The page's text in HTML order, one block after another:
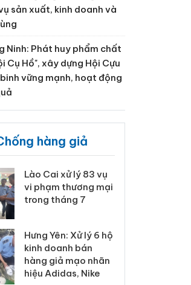
sản xuất, kinh doanh và
Ninh: Phát huy phẩm chất
Cụ Hồ", xây dựng Hội Cựu
vững mạnh, hoạt động
hàng giả
Lào Cai xử lý 83 vụ
vi phạm thương mại
trong tháng 7
Hưng Yên: Xử lý 6 hộ
kinh doanh bán
hàng giả mạo nhãn
hiệu Adidas, Nike